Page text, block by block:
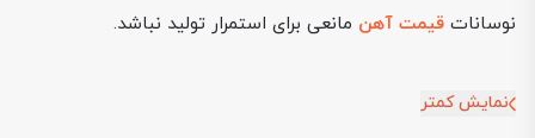
نوسانات قیمت آهن مانعی برای استمرار تولید نباشد.
نمایش کمتر